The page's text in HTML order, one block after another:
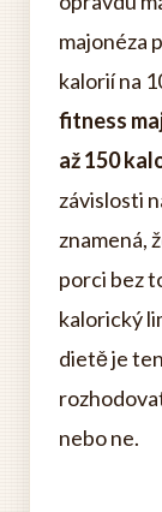
majonéza
kalorií na
fitness
až 150
závislosti
znamená,
porci bez
kalorický
dietě je
nebo ne.